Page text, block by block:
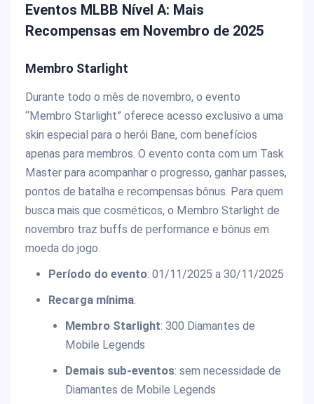
Eventos MLBB Nível A: Mais
Recompensas em Novembro de 2025
Membro Starlight
Durante todo o mês de novembro, o evento
“Membro Starlight” oferece acesso exclusivo a uma
skin especial para o herói Bane, com benefícios
apenas para membros. O evento conta com um Task
Master para acompanhar o progresso, ganhar passes,
pontos de batalha e recompensas bônus. Para quem
busca mais que cosméticos, o Membro Starlight de
novembro traz buffs de performance e bônus em
moeda do jogo.
Período do evento: 01/11/2025 a 30/11/2025
Recarga mínima:
Membro Starlight: 300 Diamantes de
Mobile Legends
Demais sub-eventos: sem necessidade de
Diamantes de Mobile Legends